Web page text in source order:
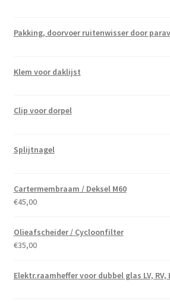
Pakking, doorvoer ruitenwisser door
Klem voor daklijst
Clip voor dorpel
Splijtnagel
Cartermembraam / Deksel M60
€45,00
Olieafscheider / Cycloonfilter
€35,00
Elektr.raamheffer voor dubbel glas LV, RV,